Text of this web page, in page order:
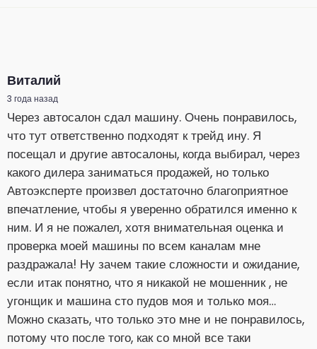
Виталий
3 года назад
Через автосалон сдал машину. Очень понравилось,
что тут ответственно подходят к трейд ину. Я
посещал и другие автосалоны, когда выбирал, через
какого дилера заниматься продажей, но только
Автоэксперте произвел достаточно благоприятное
впечатление, чтобы я уверенно обратился именно к
ним. И я не пожалел, хотя внимательная оценка и
проверка моей машины по всем каналам мне
раздражала! Ну зачем такие сложности и ожидание,
если итак понятно, что я никакой не мошенник , не
угонщик и машина сто пудов моя и только моя…
Можно сказать, что только это мне и не понравилось,
потому что после того, как со мной все таки